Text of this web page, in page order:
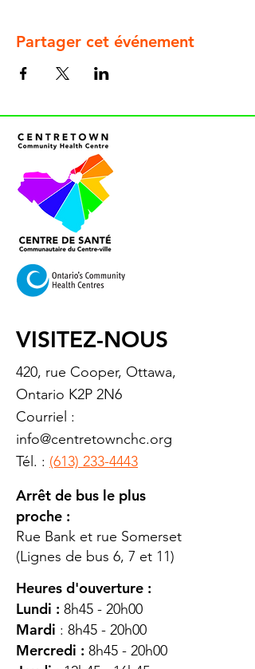
Partager cet événement
VISITEZ-NOUS
420, rue Cooper, Ottawa,
Ontario K2P 2N6
Courriel :
info@centretownchc.org
Tél. : (613) 233-4443
Arrêt de bus le plus
proche :
Rue Bank et rue Somerset
(Lignes de bus 6, 7 et 11)
Heures d'ouverture :
Lundi : 8h45 - 20h00
Mardi : 8h45 - 20h00
Mercredi : 8h45 - 20h00